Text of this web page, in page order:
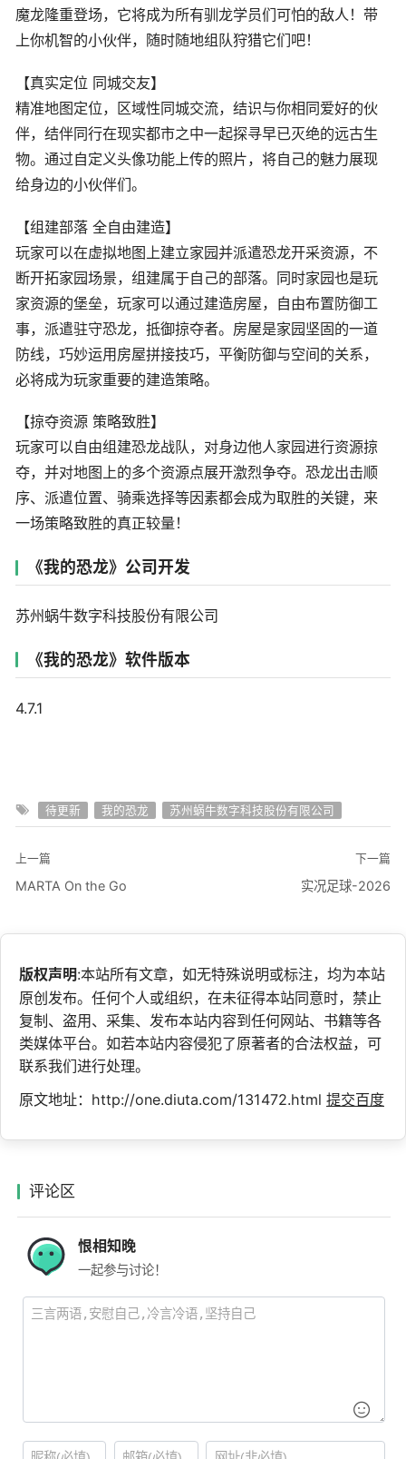
魔龙隆重登场，它将成为所有驯龙学员们可怕的敌人！带
上你机智的小伙伴，随时随地组队狩猎它们吧！
【真实定位 同城交友】
精准地图定位，区域性同城交流，结识与你相同爱好的伙
伴，结伴同行在现实都市之中一起探寻早已灭绝的远古生
物。通过自定义头像功能上传的照片，将自己的魅力展现
给身边的小伙伴们。
【组建部落 全自由建造】
玩家可以在虚拟地图上建立家园并派遣恐龙开采资源，不
断开拓家园场景，组建属于自己的部落。同时家园也是玩
家资源的堡垒，玩家可以通过建造房屋，自由布置防御工
事，派遣驻守恐龙，抵御掠夺者。房屋是家园坚固的一道
防线，巧妙运用房屋拼接技巧，平衡防御与空间的关系，
必将成为玩家重要的建造策略。
【掠夺资源 策略致胜】
玩家可以自由组建恐龙战队，对身边他人家园进行资源掠
夺，并对地图上的多个资源点展开激烈争夺。恐龙出击顺
序、派遣位置、骑乘选择等因素都会成为取胜的关键，来
一场策略致胜的真正较量！
《我的恐龙》公司开发
苏州蜗牛数字科技股份有限公司
《我的恐龙》软件版本
4.7.1
待更新 我的恐龙 苏州蜗牛数字科技股份有限公司
上一篇
MARTA On the Go
下一篇
实况足球-2026
版权声明:本站所有文章，如无特殊说明或标注，均为本站
原创发布。任何个人或组织，在未征得本站同意时，禁止
复制、盗用、采集、发布本站内容到任何网站、书籍等各
类媒体平台。如若本站内容侵犯了原著者的合法权益，可
联系我们进行处理。
原文地址：http://one.diuta.com/131472.html 提交百度
评论区
恨相知晚
一起参与讨论！